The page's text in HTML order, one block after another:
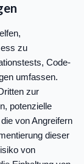
zu
Code-
umfassen.
zur
potenzielle
von Angreifern
dieser
von